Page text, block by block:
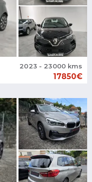
2023 - 23000 kms
17850€